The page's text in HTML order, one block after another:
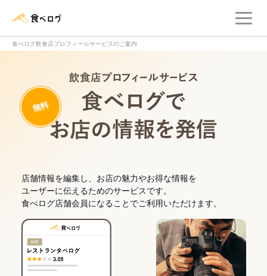
食べログ飲食店プロフィールサービスのご案内
無料
店舗情報を編集し、お店の魅力やお得な情報を
ユーザーに伝えるためのサービスです。
食べログ店舗会員になることでご利用いただけます。